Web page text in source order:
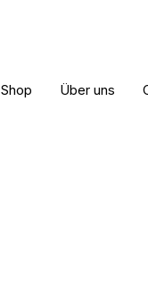
Shop Über uns